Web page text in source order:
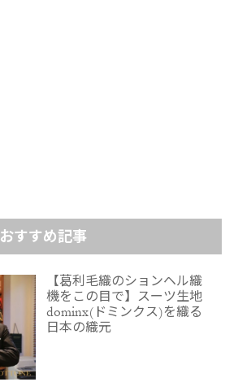
おすすめ記事
【葛利毛織のションヘル織
機をこの目で】スーツ生地
dominx(ドミンクス)を織る
日本の織元